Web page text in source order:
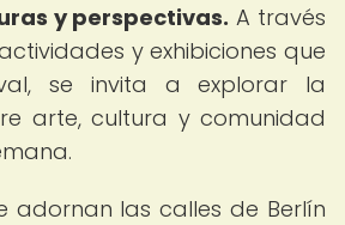
y perspectivas. A través
y exhibiciones que
se invita a explorar la
arte, cultura y comunidad
adornan las calles de Berlín